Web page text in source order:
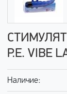
P.E. VIBE
Наличие: